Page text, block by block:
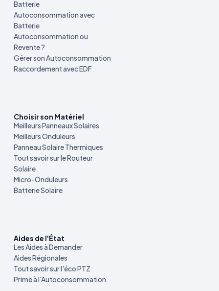
Batterie
Autoconsommation avec
Batterie
Autoconsommation ou
Revente ?
Gérer son Autoconsommation
Raccordement avec EDF
Choisir son Matériel
Meilleurs Panneaux Solaires
Meilleurs Onduleurs
Panneau Solaire Thermiques
Tout savoir sur le Routeur
Solaire
Micro-Onduleurs
Batterie Solaire
Aides de l'État
Les Aides à Demander
Aides Régionales
Tout savoir sur l'éco PTZ
Prime à l'Autoconsommation